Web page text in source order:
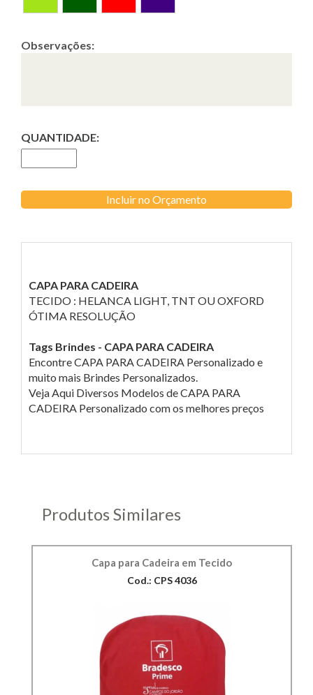
Observações:
QUANTIDADE:
Incluir no Orçamento
CAPA PARA CADEIRA
TECIDO : HELANCA LIGHT, TNT OU OXFORD
ÓTIMA RESOLUÇÃO
Tags Brindes - CAPA PARA CADEIRA
Encontre CAPA PARA CADEIRA Personalizado e
muito mais Brindes Personalizados.
Veja Aqui Diversos Modelos de CAPA PARA
CADEIRA Personalizado com os melhores preços
Produtos Similares
Capa para Cadeira em Tecido
Cod.: CPS 4036